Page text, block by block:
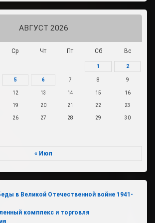
АВГУСТ 2026
Ср Чт Пт Сб Вс
1 2
5 6 7 8 9
12 13 14 15 16
19 20 21 22 23
26 27 28 29 30
« Июл
в Великой Отечественной войне 1941-
комплекс и торговля